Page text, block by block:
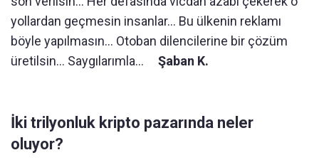
yollardan geçmesin insanlar… Bu ülkenin reklamı
böyle yapılmasın… Otoban dilencilerine bir çözüm
üretilsin… Saygılarımla… Şaban K.
İki trilyonluk kripto pazarında neler
oluyor?